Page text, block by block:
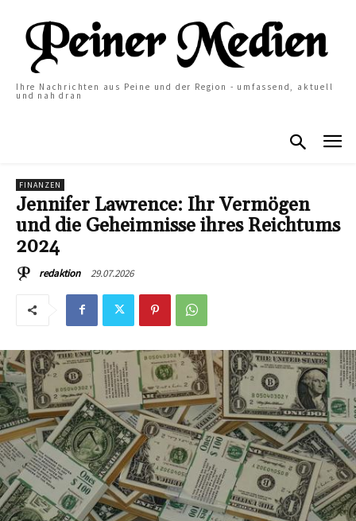
Ihre Nachrichten aus Peine und der Region - umfassend, aktuell
und nah dran
FINANZEN
Jennifer Lawrence: Ihr Vermögen
und die Geheimnisse ihres Reichtums
2024
redaktion 29.07.2026